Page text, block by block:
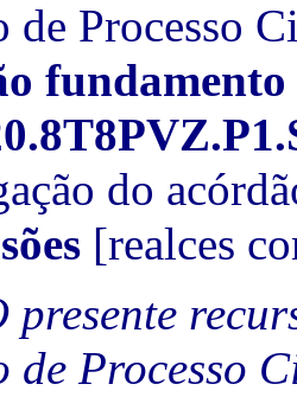
de Processo
fundamento
do
[realces
presente
de Processo